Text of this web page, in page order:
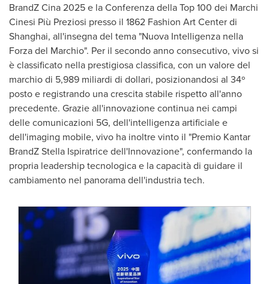
BrandZ Cina2025 e la Conferenza della Top 100 dei Marchi
Cinesi Più Preziosi presso il 1862 Fashion Art Center di
Shanghai, all'insegna del tema "Nuova Intelligenza nella
Forza del Marchio". Per il secondo anno consecutivo, vivo si
è classificato nella prestigiosa classifica, con un valore del
marchio di 5,989 miliardi di dollari, posizionandosi al 34º
posto e registrando una crescita stabile rispetto all'anno
precedente. Grazie all'innovazione continua nei campi
delle comunicazioni 5G, dell'intelligenza artificiale e
dell'imaging mobile, vivo ha inoltre vinto il "Premio Kantar
BrandZ Stella Ispiratrice dell'Innovazione", confermando la
propria leadership tecnologica e la capacità di guidare il
cambiamento nel panorama dell'industria tech.